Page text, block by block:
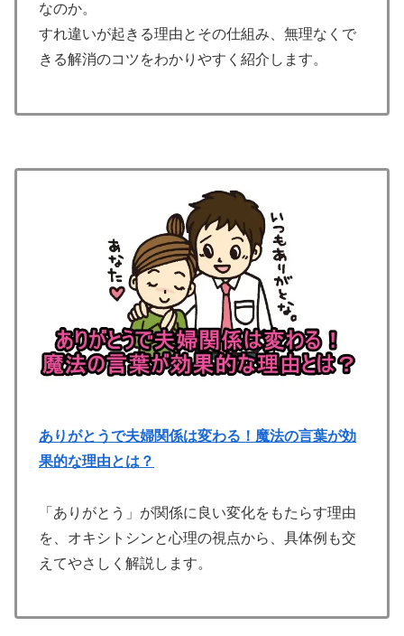
なのか。
すれ違いが起きる理由とその仕組み、無理なくで
きる解消のコツをわかりやすく紹介します。
ありがとうで夫婦関係は変わる！魔法の言葉が効
果的な理由とは？
「ありがとう」が関係に良い変化をもたらす理由
を、オキシトシンと心理の視点から、具体例も交
えてやさしく解説します。